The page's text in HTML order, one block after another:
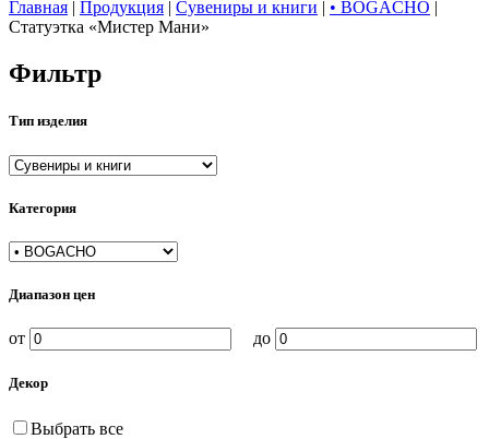
Главная | Продукция | Сувениры и книги | • BOGACHO |
Статуэтка «Мистер Мани»
Фильтр
Тип изделия
Категория
Диапазон цен
от до
Декор
Выбрать все